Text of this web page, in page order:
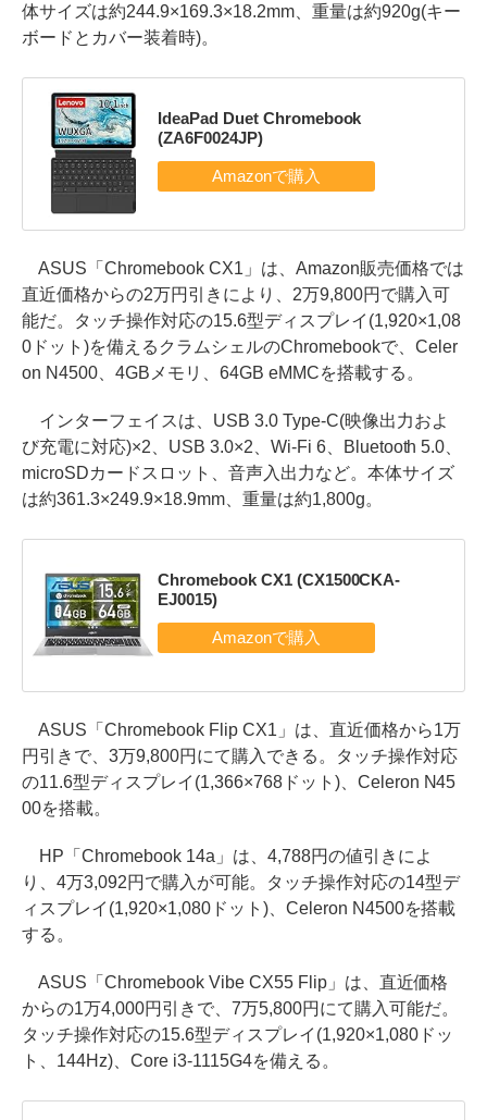
体サイズは約244.9×169.3×18.2mm、重量は約920g(キー
ボードとカバー装着時)。
IdeaPad Duet Chromebook
(ZA6F0024JP)
ASUS「Chromebook CX1」は、Amazon販売価格では
直近価格からの2万円引きにより、2万9,800円で購入可
能だ。タッチ操作対応の15.6型ディスプレイ(1,920×1,08
0ドット)を備えるクラムシェルのChromebookで、Celer
on N4500、4GBメモリ、64GB eMMCを搭載する。
インターフェイスは、USB 3.0 Type-C(映像出力およ
び充電に対応)×2、USB 3.0×2、Wi-Fi 6、Bluetooth 5.0、
microSDカードスロット、音声入出力など。本体サイズ
は約361.3×249.9×18.9mm、重量は約1,800g。
Chromebook CX1 (CX1500CKA-
EJ0015)
ASUS「Chromebook Flip CX1」は、直近価格から1万
円引きで、3万9,800円にて購入できる。タッチ操作対応
の11.6型ディスプレイ(1,366×768ドット)、Celeron N45
00を搭載。
HP「Chromebook 14a」は、4,788円の値引きによ
り、4万3,092円で購入が可能。タッチ操作対応の14型デ
ィスプレイ(1,920×1,080ドット)、Celeron N4500を搭載
する。
ASUS「Chromebook Vibe CX55 Flip」は、直近価格
からの1万4,000円引きで、7万5,800円にて購入可能だ。
タッチ操作対応の15.6型ディスプレイ(1,920×1,080ドッ
ト、144Hz)、Core i3-1115G4を備える。